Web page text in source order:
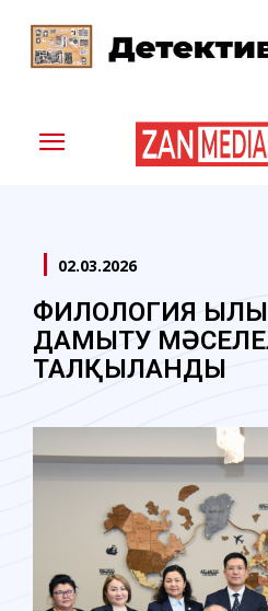
02.03.2026
ФИЛОЛОГИЯ
ДАМЫТУ
ТАЛҚЫЛАНДЫ